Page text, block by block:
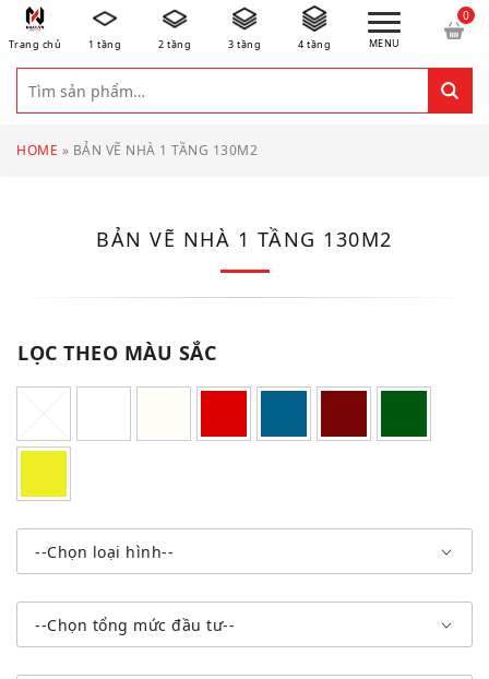
Trang chủ 1 tầng 2 tầng 3 tầng 4 tầng MENU
HOME » BẢN VẼ NHÀ 1 TẦNG 130M2
BẢN VẼ NHÀ 1 TẦNG 130M2
LỌC THEO MÀU SẮC
--Chọn loại hình--
--Chọn tổng mức đầu tư--